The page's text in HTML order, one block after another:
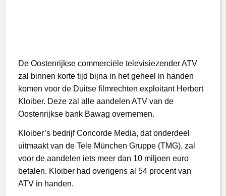
De Oostenrijkse commerciële televisiezender ATV
zal binnen korte tijd bijna in het geheel in handen
komen voor de Duitse filmrechten exploitant Herbert
Kloiber. Deze zal alle aandelen ATV van de
Oostenrijkse bank Bawag overnemen.
Kloiber’s bedrijf Concorde Media, dat onderdeel
uitmaakt van de Tele München Gruppe (TMG), zal
voor de aandelen iets meer dan 10 miljoen euro
betalen. Kloiber had overigens al 54 procent van
ATV in handen.